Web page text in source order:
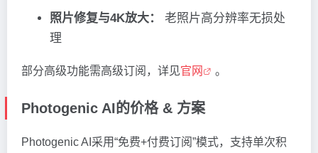
照片修复与4K放大：
老照片高分辨率无损处
理
部分高级功能需高级订阅，详见官网 。
Photogenic AI的价格 & 方案
Photogenic AI采用“免费+付费订阅”模式，支持单次积